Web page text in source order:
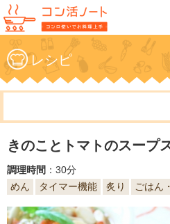
レシピ
きのことトマトのスープ
調理時間 ：30分
めん
タイマー機能 炙り ごはん